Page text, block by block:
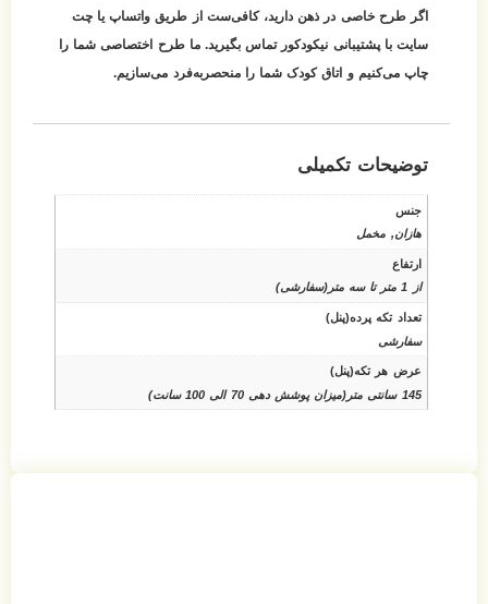
اگر طرح خاصی در ذهن دارید، کافی‌ست از طریق واتساپ یا چت
سایت با پشتیبانی نیکودکور تماس بگیرید. ما طرح اختصاصی شما را
چاپ می‌کنیم و اتاق کودک شما را منحصربه‌فرد می‌سازیم.
توضیحات تکمیلی
جنس
هازان, مخمل
ارتفاع
از 1 متر تا سه متر(سفارشی)
تعداد تکه پرده(پنل)
سفارشی
عرض هر تکه(پنل)
145 سانتی متر(میزان پوشش دهی 70 الی 100 سانت)